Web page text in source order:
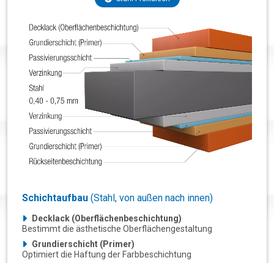
Schichtaufbau (Stahl, von außen nach innen)
Decklack (Oberflächenbeschichtung)
Bestimmt die ästhetische Oberflächengestaltung
Grundierschicht (Primer)
Optimiert die Haftung der Farbbeschichtung